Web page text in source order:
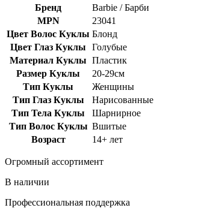
Бренд
Barbie / Барби
MPN
23041
Цвет Волос Куклы Блонд
Цвет Глаз Куклы
Голубые
Материал Куклы Пластик
Размер Куклы
20-29см
Тип Куклы
Женщины
Тип Глаз Куклы
Нарисованные
Тип Тела Куклы
Шарнирное
Тип Волос Куклы Вшитые
Возраст
14+ лет
Огромный ассортимент
В наличии
Профессиональная поддержка